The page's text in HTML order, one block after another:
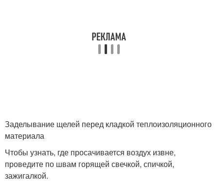
Заделывание щелей перед кладкой теплоизоляционного
материала
Чтобы узнать, где просачивается воздух извне,
проведите по швам горящей свечкой, спичкой,
зажигалкой.